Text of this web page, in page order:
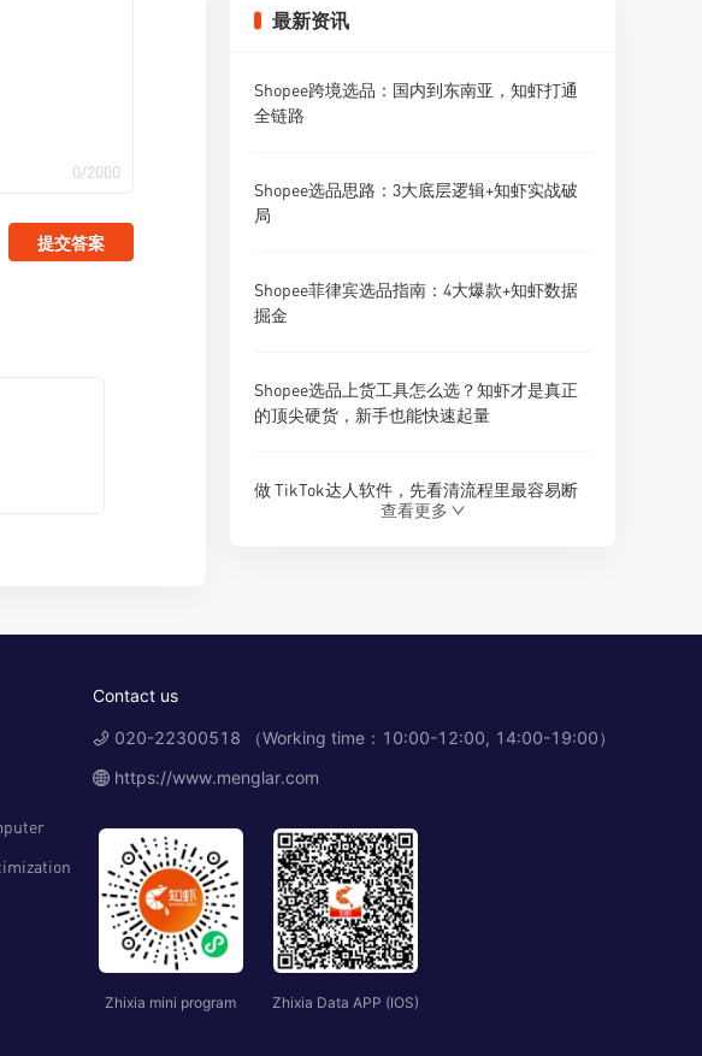
0/2000
提交答案
Shopee卖家怎么做好Listing优化？标题、主
图、详情页全攻略
Shopee卖家怎么做好多店铺广告投放？广告
Shopee卖家怎么做好采购预算管理？资金规
Shopee卖家怎么做好供应商开发？1688找供
Shopee卖家怎么做好新品研发和产品迭代？
最新资讯
Shopee跨境选品：国内到东南亚，知虾打通
全链路
Shopee选品思路：3大底层逻辑+知虾实战破
局
Shopee菲律宾选品指南：4大爆款+知虾数据
掘金
Shopee选品上货工具怎么选？知虾才是真正
的顶尖硬货，新手也能快速起量
做 TikTok达人软件，先看清流程里最容易断
TikTok新店冷启动指南：达人邀约从0到1的实
Shopee选品工具｜知虾数据：选对品，东南
亚就是你的提款机
区，才能真正把店铺做起来
查看更多
Contact us
020-22300518 （Working time：10:00-12:00, 14:00-19:00）
https://www.menglar.com
Zhixia mini program Zhixia Data APP (IOS)